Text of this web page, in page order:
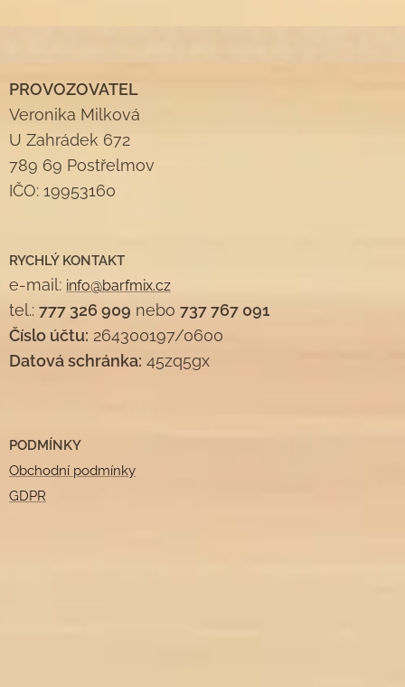
PROVOZOVATEL
Veronika Milková
U Zahrádek 672
789 69 Postřelmov
IČO: 19953160
RYCHLÝ KONTAKT
e-mail: info@barfmix.cz
tel.: 777 326 909 nebo 737 767 091
Číslo účtu: 264300197/0600
Datová schránka: 45zq5gx
PODMÍNKY
Obchodní podmínky
GDPR